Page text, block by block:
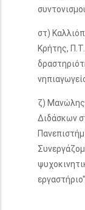
στ)
Κρήτης,
ζ)
Διδάσκων